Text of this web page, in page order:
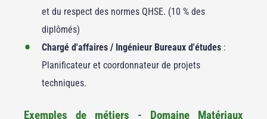
et du respect des normes QHSE. (10 % des
diplômés)
Chargé d'affaires / Ingénieur Bureaux d'études :
Planificateur et coordonnateur de projets
techniques.
Exemples de métiers - Domaine Matériaux